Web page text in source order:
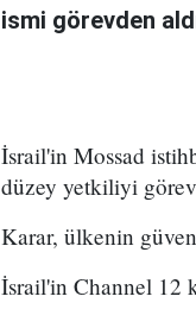
ismi görevden
İsrail'in Mossad
düzey yetkiliyi
Karar, ülkenin
İsrail'in Channel 12